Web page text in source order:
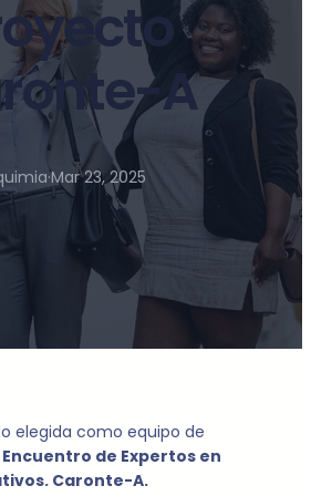
A
·Mar 23, 2025
elegida como equipo de
Encuentro de Expertos en
Caronte-A.